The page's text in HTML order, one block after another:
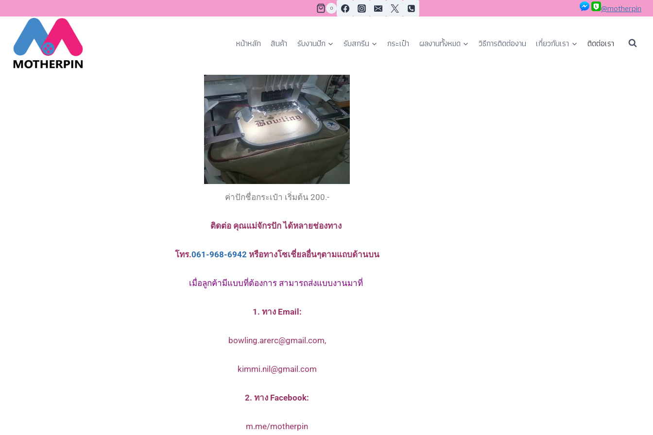
0 @motherpin
หน้าหลัก สินค้า รับงานปัก รับสกรีน กระเป๋า ผลงานทั้งหมด วิธีการติดต่องาน เกี่ยวกับเรา ติดต่อเรา
ค่าปักชื่อกระเป๋า เริ่มต้น 200.-
ติดต่อ คุณแม่จักรปัก ได้หลายช่องทาง
โทร.061-968-6942 หรือทางโซเชี่ยลอื่นๆตามแถบด้านบน
เมื่อลูกค้ามีแบบที่ต้องการ สามารถส่งแบบงานมาที่
1. ทาง Email:
bowling.arerc@gmail.com,
kimmi.nil@gmail.com
2. ทาง Facebook:
m.me/motherpin